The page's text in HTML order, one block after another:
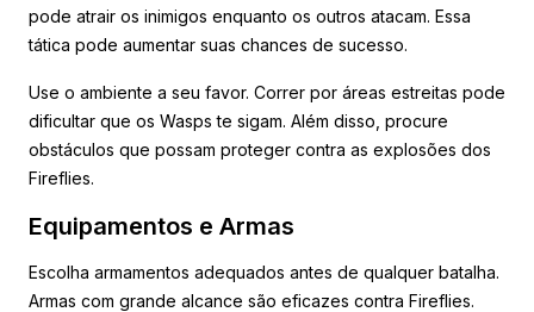
pode atrair os inimigos enquanto os outros atacam. Essa
tática pode aumentar suas chances de sucesso.
Use o ambiente a seu favor. Correr por áreas estreitas pode
dificultar que os Wasps te sigam. Além disso, procure
obstáculos que possam proteger contra as explosões dos
Fireflies.
Equipamentos e Armas
Escolha armamentos adequados antes de qualquer batalha.
Armas com grande alcance são eficazes contra Fireflies.